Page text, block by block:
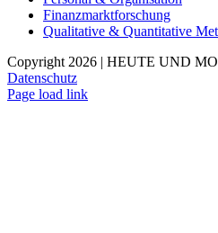
Finanzmarktforschung
Qualitative & Quantitative
Copyright 2026 | HEUTE UND
Datenschutz
Page load link